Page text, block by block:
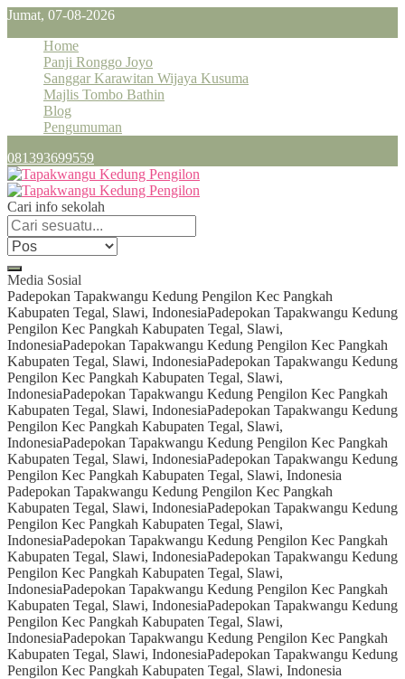
Jumat, 07-08-2026
Home
Panji Ronggo Joyo
Sanggar Karawitan Wijaya Kusuma
Majlis Tombo Bathin
Blog
Pengumuman
081393699559
Cari info sekolah
Media Sosial
Padepokan Tapakwangu Kedung Pengilon Kec Pangkah
Kabupaten Tegal, Slawi, IndonesiaPadepokan Tapakwangu Kedung
Pengilon Kec Pangkah Kabupaten Tegal, Slawi,
IndonesiaPadepokan Tapakwangu Kedung Pengilon Kec Pangkah
Kabupaten Tegal, Slawi, IndonesiaPadepokan Tapakwangu Kedung
Pengilon Kec Pangkah Kabupaten Tegal, Slawi,
IndonesiaPadepokan Tapakwangu Kedung Pengilon Kec Pangkah
Kabupaten Tegal, Slawi, IndonesiaPadepokan Tapakwangu Kedung
Pengilon Kec Pangkah Kabupaten Tegal, Slawi,
IndonesiaPadepokan Tapakwangu Kedung Pengilon Kec Pangkah
Kabupaten Tegal, Slawi, IndonesiaPadepokan Tapakwangu Kedung
Pengilon Kec Pangkah Kabupaten Tegal, Slawi, Indonesia
Padepokan Tapakwangu Kedung Pengilon Kec Pangkah
Kabupaten Tegal, Slawi, IndonesiaPadepokan Tapakwangu Kedung
Pengilon Kec Pangkah Kabupaten Tegal, Slawi,
IndonesiaPadepokan Tapakwangu Kedung Pengilon Kec Pangkah
Kabupaten Tegal, Slawi, IndonesiaPadepokan Tapakwangu Kedung
Pengilon Kec Pangkah Kabupaten Tegal, Slawi,
IndonesiaPadepokan Tapakwangu Kedung Pengilon Kec Pangkah
Kabupaten Tegal, Slawi, IndonesiaPadepokan Tapakwangu Kedung
Pengilon Kec Pangkah Kabupaten Tegal, Slawi,
IndonesiaPadepokan Tapakwangu Kedung Pengilon Kec Pangkah
Kabupaten Tegal, Slawi, IndonesiaPadepokan Tapakwangu Kedung
Pengilon Kec Pangkah Kabupaten Tegal, Slawi, Indonesia